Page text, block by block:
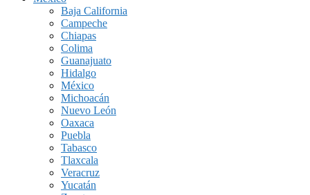
Baja California
Campeche
Chiapas
Colima
Guanajuato
Hidalgo
México
Michoacán
Nuevo León
Oaxaca
Puebla
Tabasco
Tlaxcala
Veracruz
Yucatán